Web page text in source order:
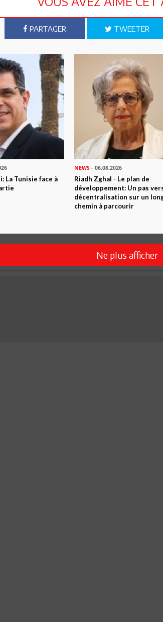
à un ami Imprimer
? PARTAGEZ-LE AVEC VOS AMIS !
TWEETER ABONNEZ-VOUS
CET ARTICLE
0
PARTAGER TWEETER
La Tunisie face à
NEWS - 06.08.2026
Riadh Zghal - Le plan de
développement: Un pas
décentralisation sur un
chemin à parcourir
Ne plus afficher